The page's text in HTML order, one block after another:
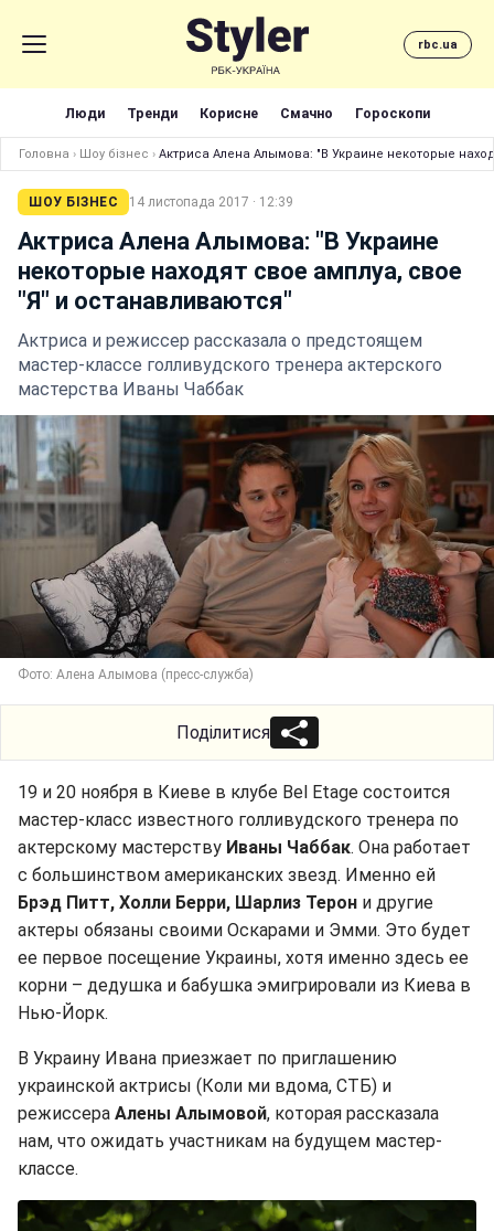
rbc.ua
Люди Тренди Корисне Смачно Гороскопи
Головна › Шоу бізнес › Актриса Алена Алымова: "В Украине некоторые
ШОУ БІЗНЕС 14 листопада 2017 · 12:39
Актриса Алена Алымова: "В Украине
некоторые находят свое амплуа, свое
"Я" и останавливаются"
Актриса и режиссер рассказала о предстоящем
мастер-классе голливудского тренера актерского
мастерства Иваны Чаббак
Фото: Алена Алымова (пресс-служба)
Поділитися
19 и 20 ноября в Киеве в клубе Bel Etage состоится
мастер-класс известного голливудского тренера по
актерскому мастерству Иваны Чаббак. Она работает
с большинством американских звезд. Именно ей
Брэд Питт, Холли Берри, Шарлиз Терон и другие
актеры обязаны своими Оскарами и Эмми. Это будет
ее первое посещение Украины, хотя именно здесь ее
корни – дедушка и бабушка эмигрировали из Киева в
Нью-Йорк.
В Украину Ивана приезжает по приглашению
украинской актрисы (Коли ми вдома, СТБ) и
режиссера Алены Алымовой, которая рассказала
нам, что ожидать участникам на будущем мастер-
классе.